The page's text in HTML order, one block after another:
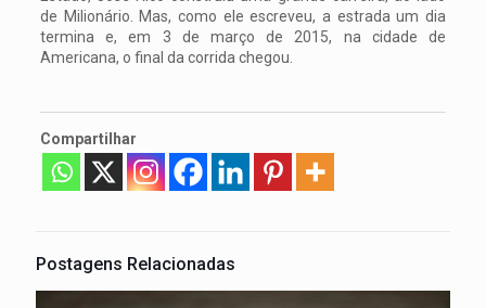
de Milionário. Mas, como ele escreveu, a estrada um dia
termina e, em 3 de março de 2015, na cidade de
Americana, o final da corrida chegou.
Compartilhar
Postagens Relacionadas